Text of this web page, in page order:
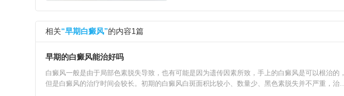
相关“早期白癜风”的内容1篇
早期的白癜风能治好吗
白癜风一般是由于局部色素脱失导致，也有可能是因为遗传因素所致，手上的白癜风是可以根治的，
但是白癜风的治疗时间会较长。初期的白癜风白斑面积比较小、数量少、黑色素脱失并不严重，治疗